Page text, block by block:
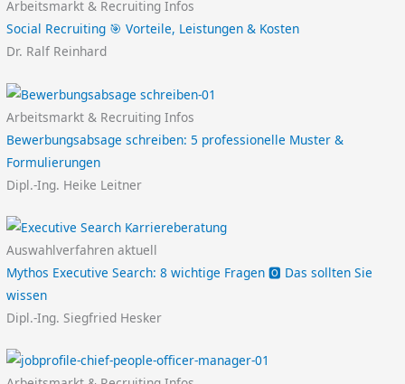
Arbeitsmarkt & Recruiting Infos
Social Recruiting 🎯 Vorteile, Leistungen & Kosten
Dr. Ralf Reinhard
Arbeitsmarkt & Recruiting Infos
Bewerbungsabsage schreiben: 5 professionelle Muster &
Formulierungen
Dipl.-Ing. Heike Leitner
Auswahlverfahren aktuell
Mythos Executive Search: 8 wichtige Fragen 🅾️ Das sollten Sie
wissen
Dipl.-Ing. Siegfried Hesker